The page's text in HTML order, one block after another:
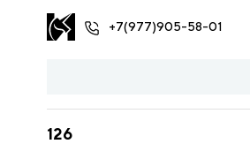
+7(977)905-58-01
126